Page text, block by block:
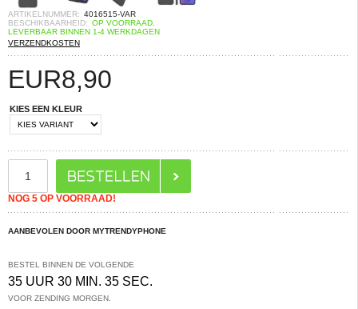
ARTIKELNUMMER: 4016515-VAR
BESCHIKBAARHEID: OP VOORRAAD.
LEVERBAAR BINNEN 1-4 WERKDAGEN
VERZENDKOSTEN
EUR8,90
KIES EEN KLEUR
NOG 5 OP VOORRAAD!
AANBEVOLEN DOOR MYTRENDYPHONE
BESTEL BINNEN DE VOLGENDE
35 UUR 30 MIN. 35 SEC.
VOOR ZENDING MORGEN.